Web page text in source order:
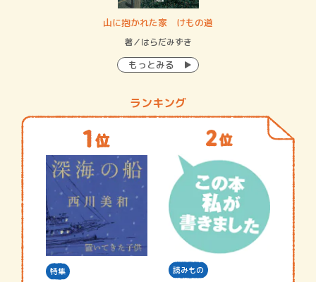
山に抱かれた家 けもの道
著／はらだみずき
もっとみる
ランキング
特集 読みもの